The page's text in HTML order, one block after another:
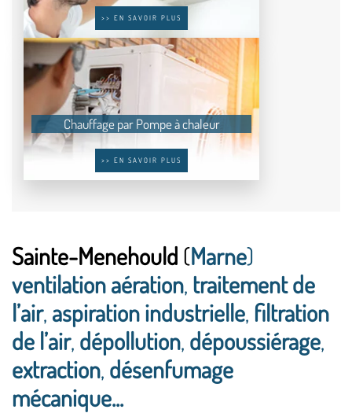
>> EN SAVOIR PLUS
Chauffage par Pompe à chaleur
>> EN SAVOIR PLUS
Sainte-Menehould (Marne)
ventilation aération, traitement de
l’air, aspiration industrielle, filtration
de l’air, dépollution, dépoussiérage,
extraction, désenfumage
mécanique...